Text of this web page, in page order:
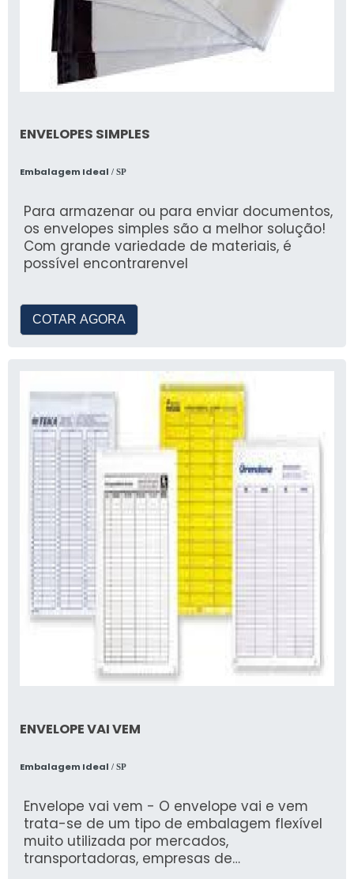
ENVELOPES SIMPLES
Embalagem Ideal / SP
Para armazenar ou para enviar documentos,
os envelopes simples são a melhor solução!
Com grande variedade de materiais, é
possível encontrarenvel
COTAR AGORA
ENVELOPE VAI VEM
Embalagem Ideal / SP
Envelope vai vem - O envelope vai e vem
trata-se de um tipo de embalagem flexível
muito utilizada por mercados,
transportadoras, empresas de